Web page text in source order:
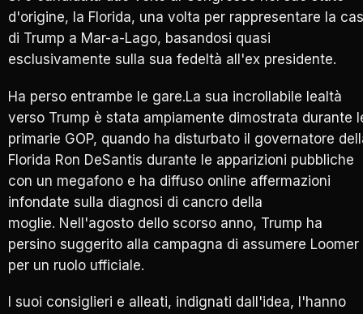
d'origine, la Florida, una volta per rappresentare la
di Trump a Mar-a-Lago, basandosi quasi
esclusivamente sulla sua fedeltà all'ex presidente.
Ha perso entrambe le gare.La sua incrollabile lealtà
verso Trump è stata ampiamente dimostrata durante
primarie GOP, quando ha disturbato il governatore
Florida Ron DeSantis durante le apparizioni pubbliche
con un megafono e ha diffuso online affermazioni
infondate sulla diagnosi di cancro della
moglie. Nell'agosto dello scorso anno, Trump ha
persino suggerito alla campagna di assumere Loomer
per un ruolo ufficiale.
I suoi consiglieri e alleati, indignati dall'idea, l'hanno